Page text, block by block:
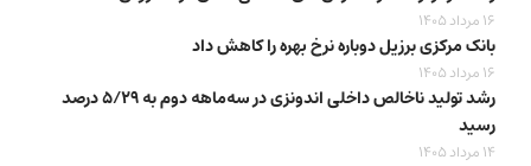
16 مرداد 1405
بانک مرکزی برزیل دوباره نرخ بهره را کاهش داد
16 مرداد 1405
رشد تولید ناخالص داخلی اندونزی در سه‌ماهه دوم به ۵/۲۹ درصد
رسید
14 مرداد 1405